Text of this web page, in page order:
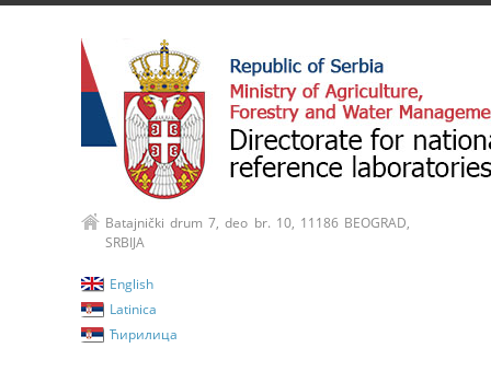
Batajnički drum 7, deo br. 10, 11186 BEOGRAD,
SRBIJA
English
Latinica
Ћирилица